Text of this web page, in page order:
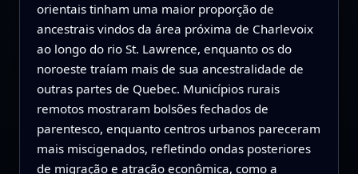
orientais tinham uma maior proporção de
ancestrais vindos da área próxima de Charlevoix
ao longo do rio St. Lawrence, enquanto os do
noroeste traíam mais de sua ancestralidade de
outras partes de Quebec. Municípios rurais
remotos mostraram bolsões fechados de
parentesco, enquanto centros urbanos pareceram
mais miscigenados, refletindo ondas posteriores
de migração e atração econômica, como a